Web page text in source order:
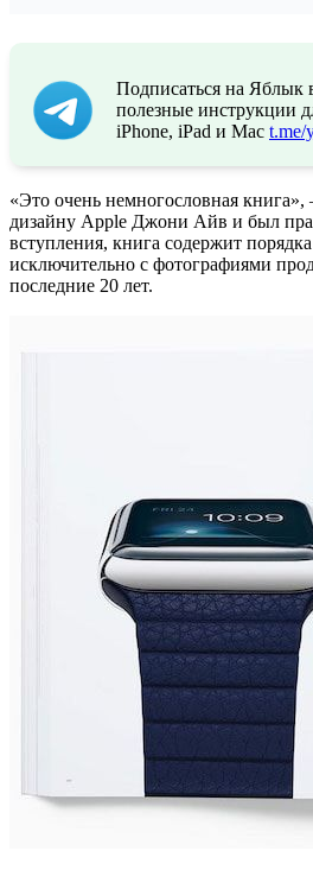
Подписаться на Яблык
полезные инструкции
iPhone, iPad и Mac t.me/
«Это очень немногословная
дизайну Apple Джони Айв и был
вступления, книга содержит
исключительно с фотографиями
последние 20 лет.